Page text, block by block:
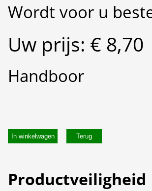
Wordt voor u
Uw prijs: € 8,70
Handboor
In winkelwagen
Productveiligheid